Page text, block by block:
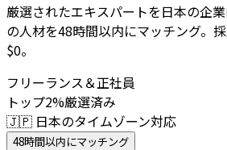
厳選されたエキスパートを日本の企
の人材を48時間以内にマッチング。
$0。
フリーランス＆正社員
トップ2%厳選済み
🇯🇵 日本のタイムゾーン対応
48時間以内にマッチング